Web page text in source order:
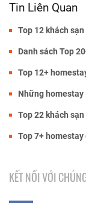
Tin Liên Quan
Top 12 khách
Danh sách Top
Top 12+
Những homestay
Top 22 khách
Top 7+
KẾT NỐI VỚI